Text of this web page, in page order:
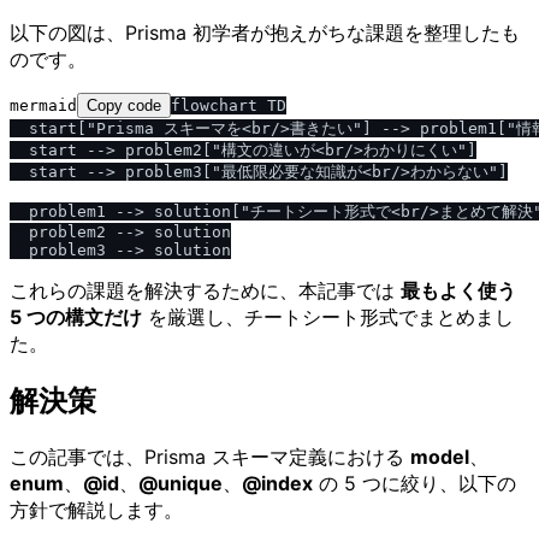
以下の図は、Prisma 初学者が抱えがちな課題を整理したも
のです。
mermaid Copy code flowchart TD
start["Prisma スキーマを<br/>書きたい"] --> problem1["情
  start --> problem2["構文の違いが<br/>わかりにくい"]
  start --> problem3["最低限必要な知識が<br/>わからない"]
problem1 --> solution["チートシート形式で<br/>まとめて解決
  problem2 --> solution
これらの課題を解決するために、本記事では 最もよく使う
5 つの構文だけ を厳選し、チートシート形式でまとめまし
た。
解決策
この記事では、Prisma スキーマ定義における model
enum
@id @unique @index の 5 つに絞り、以下の
方針で解説します。